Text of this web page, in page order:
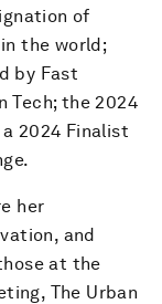
of
the world;
by Fast
Tech; the 2024
2024 Finalist
her
and
at the
The Urban